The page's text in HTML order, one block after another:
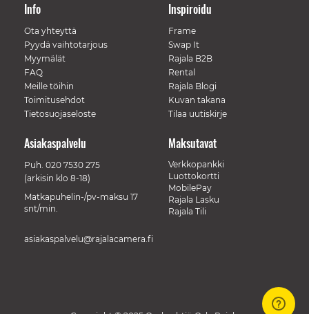
Info
Ota yhteyttä
Pyydä vaihtotarjous
Myymälät
FAQ
Meille töihin
Toimitusehdot
Tietosuojaseloste
Inspiroidu
Frame
Swap It
Rajala B2B
Rental
Rajala Blogi
Kuvan takana
Tilaa uutiskirje
Maksutavat
Verkkopankki
Luottokortti
MobilePay
Rajala Lasku
Rajala Tili
Asiakaspalvelu
Puh. 020 7530 275
(arkisin klo 8-18)
Matkapuhelin-/pv-maksu 17
snt/min.
asiakaspalvelu@rajalacamera.fi